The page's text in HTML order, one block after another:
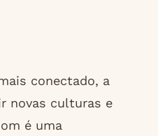
conectado, a
novas culturas e
é uma